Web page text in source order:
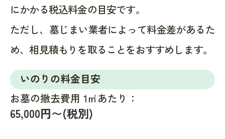
にかかる税込料金の目安です。
ただし、墓じまい業者によって料金差があるた
め、相見積もりを取ることをおすすめします。
いのりの料金目安
お墓の撤去費用 1㎡あたり：
65,000円〜(税別)